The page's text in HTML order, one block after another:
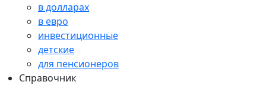
в долларах
в евро
инвестиционные
детские
для пенсионеров
Справочник